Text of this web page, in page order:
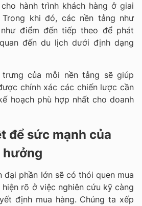
hành trình khách hàng ở giai
khi đó, các nền tảng như
điểm đến tiếp theo để phát
đến du lịch dưới định dạng
của mỗi nền tảng sẽ giúp
chính xác các chiến lược cần
hoạch phù hợp nhất cho doanh
để sức mạnh của
hưởng
đại phần lớn sẽ có thói quen mua
rõ ở việc nghiên cứu kỹ càng
định mua hàng. Chúng ta xếp